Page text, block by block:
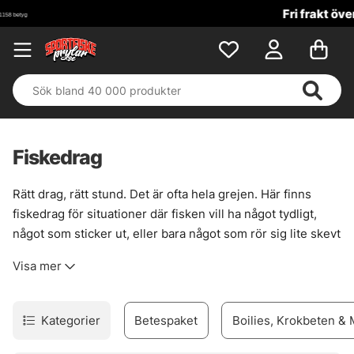
Fiskedrag
Rätt drag, rätt stund. Det är ofta hela grejen. Här finns
fiskedrag för situationer där fisken vill ha något tydligt,
något som sticker ut, eller bara något som rör sig lite skevt
strömfåror, för gös när ljuset faller. Sortimentet är brett
funktion vid vattnet.
För den som gillar att styra presentationen själv finns
Visa mer
Kategorier Betespaket Boilies, Krokbeten &